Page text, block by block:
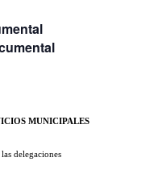
MUNICIPALES
las delegaciones